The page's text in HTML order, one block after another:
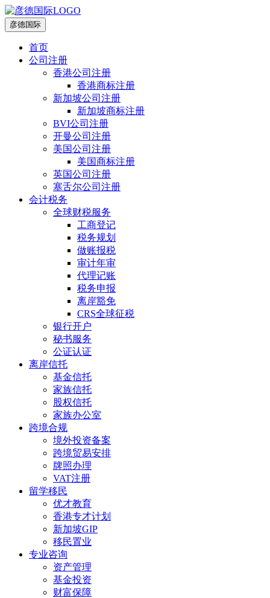
彦德国际
首页
公司注册
香港公司注册
香港商标注册
新加坡公司注册
新加坡商标注册
BVI公司注册
开曼公司注册
美国公司注册
美国商标注册
英国公司注册
塞舌尔公司注册
会计税务
全球财税服务
工商登记
税务规划
做账报税
审计年审
代理记账
税务申报
离岸豁免
CRS全球征税
银行开户
秘书服务
公证认证
离岸信托
基金信托
家族信托
股权信托
家族办公室
跨境合规
境外投资备案
跨境贸易安排
牌照办理
VAT注册
留学移民
优才教育
香港专才计划
新加坡GIP
移民置业
专业咨询
资产管理
基金投资
财富保障